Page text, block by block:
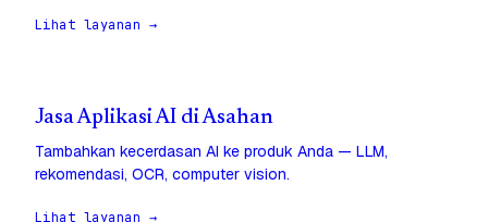
Lihat layanan →
Jasa Aplikasi AI di Asahan
Tambahkan kecerdasan AI ke produk Anda — LLM,
rekomendasi, OCR, computer vision.
Lihat layanan →